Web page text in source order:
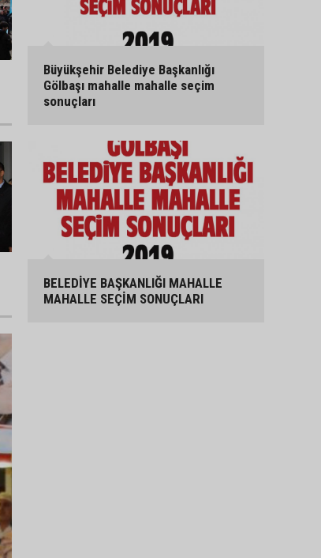
Büyükşehir Belediye Başkanlığı
Gölbaşı mahalle mahalle seçim
sonuçları
BELEDİYE BAŞKANLIĞI MAHALLE
MAHALLE SEÇİM SONUÇLARI